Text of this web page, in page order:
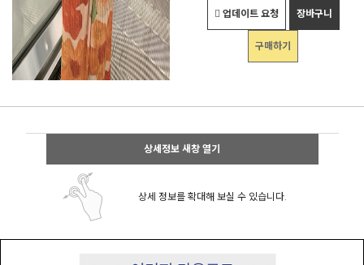
업데이트 요청 장바구니
구매하기
상세정보 새창 열기
상세 정보를 확대해 보실 수 있습니다.